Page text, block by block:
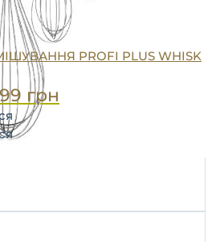
PROFI PLUS WHISK
грн